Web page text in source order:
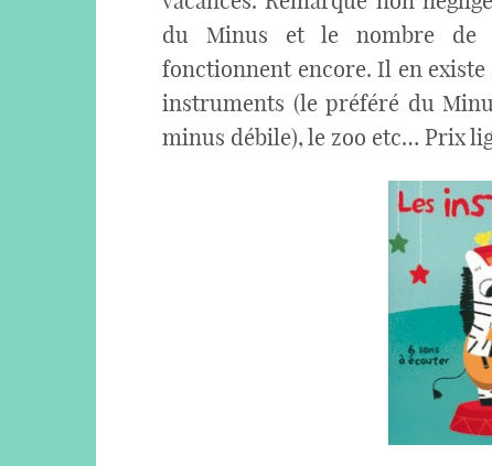
du Minus et le nombre de
fonctionnent encore. Il en
instruments (le préféré du
minus débile), le zoo etc… Prix